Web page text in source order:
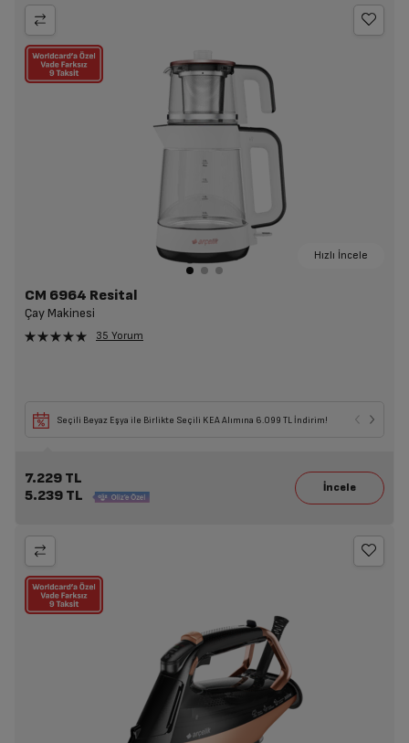
Hızlı İncele
CM 6964 Resital
Çay Makinesi
35 Yorum
Seçili Beyaz Eşya ile Birlikte Seçili KEA Alımına 6.099 TL İndirim!
7.229 TL
5.239 TL